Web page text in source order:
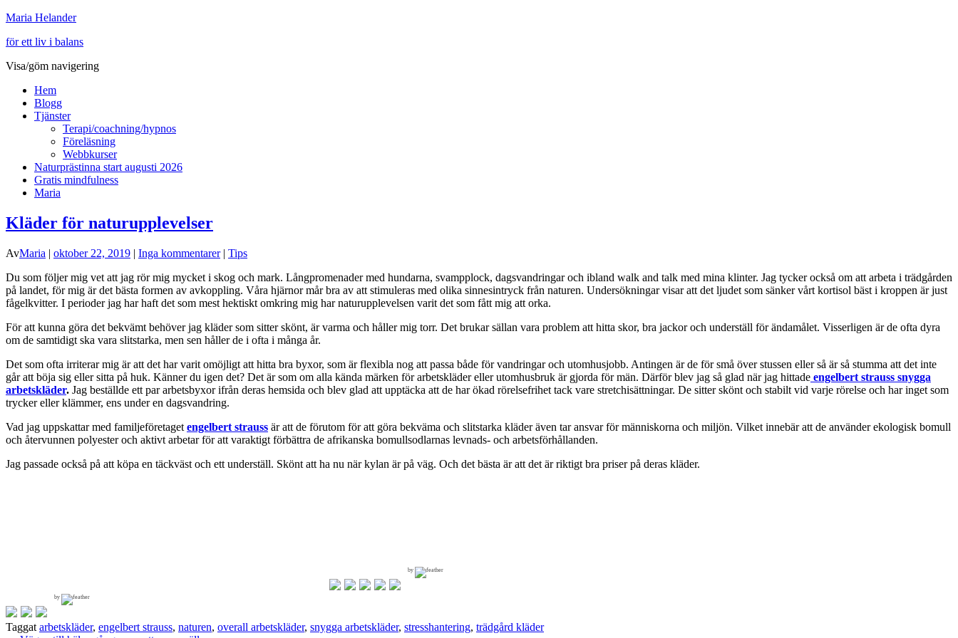
Maria Helander
för ett liv i balans
Visa/göm navigering
Hem
Blogg
Tjänster
Terapi/coachning/hypnos
Föreläsning
Webbkurser
Naturprästinna start augusti 2026
Gratis mindfulness
Maria
Kläder för naturupplevelser
AvMaria | oktober 22, 2019 | Inga kommentarer| Tips
Du som följer mig vet att jag rör mig mycket i skog och mark. Långpromenader med hundarna, svampplock, dagsvandringar och ibland walk and talk med mina klinter. Jag tycker också om att arbeta i trädgården
på landet, för mig är det bästa formen av avkoppling. Våra hjärnor mår bra av att stimuleras med olika sinnesintryck från naturen. Undersökningar visar att det ljudet som sänker vårt kortisol bäst i kroppen är just
fågelkvitter. I perioder jag har haft det som mest hektiskt omkring mig har naturupplevelsen varit det som fått mig att orka.
För att kunna göra det bekvämt behöver jag kläder som sitter skönt, är varma och håller mig torr. Det brukar sällan vara problem att hitta skor, bra jackor och underställ för ändamålet. Visserligen är de ofta dyra
om de samtidigt ska vara slitstarka, men sen håller de i ofta i många år.
Det som ofta irriterar mig är att det har varit omöjligt att hitta bra byxor, som är flexibla nog att passa både för vandringar och utomhusjobb. Antingen är de för små över stussen eller så är så stumma att det inte
går att böja sig eller sitta på huk. Känner du igen det? Det är som om alla kända märken för arbetskläder eller utomhusbruk är gjorda för män. Därför blev jag så glad när jag hittade engelbert strauss snygga
arbetskläder. Jag beställde ett par arbetsbyxor ifrån deras hemsida och blev glad att upptäcka att de har ökad rörelsefrihet tack vare stretchisättningar. De sitter skönt och stabilt vid varje rörelse och har inget som
trycker eller klämmer, ens under en dagsvandring.
Vad jag uppskattar med familjeföretaget engelbert strauss är att de förutom för att göra bekväma och slitstarka kläder även tar ansvar för människorna och miljön. Vilket innebär att de använder ekologisk bomull
och återvunnen polyester och aktivt arbetar för att varaktigt förbättra de afrikanska bomullsodlarnas levnads- och arbetsförhållanden.
Jag passade också på att köpa en täckväst och ett underställ. Skönt att ha nu när kylan är på väg. Och det bästa är att det är riktigt bra priser på deras kläder.
by
by
Taggat arbetskläder, engelbert strauss, naturen, overall arbetskläder, snygga arbetskläder, stresshantering, trädgård kläder